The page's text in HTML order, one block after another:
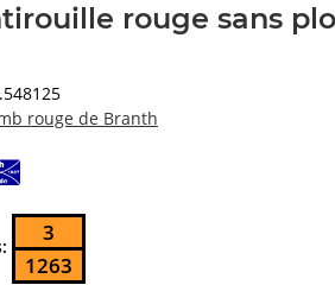
rouge sans
rouge de Branth
3
1263